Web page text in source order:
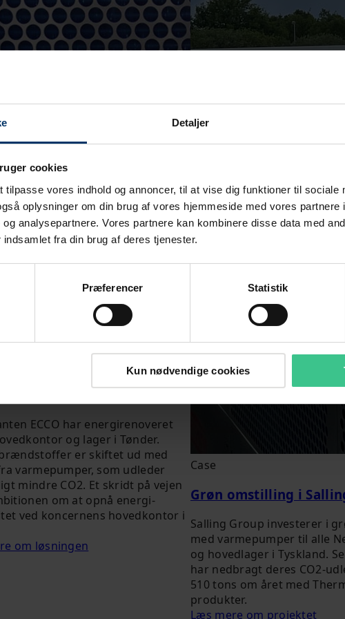
Detaljer
cookies
tilpasse vores indhold og annoncer, til at vise dig funktioner til sociale
oplysninger om din brug af vores hjemmeside med vores partnere
analysepartnere. Vores partnere kan kombinere disse data med
fra din brug af deres tjenester.
Præferencer Statistik
Kun nødvendige cookies
varmepumper hos
ECCO har energirenoveret
og lager i Tønder.
er skiftet ud med
varmepumper, som udleder
mindre CO2. Et skridt på vejen
om at opnå energi-
ved koncernens hovedkontor i
om løsningen
Case
Grøn omstilling i
Salling Group investerer i
med varmepumper til alle
og hovedlager i Tyskland.
har nedbragt deres CO2-
510 tons om året med
produkter.
Læs mere om projektet